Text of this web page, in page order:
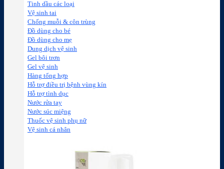
Tinh dầu các loại
Vệ sinh tai
Chống muỗi & côn trùng
Đồ dùng cho bé
Đồ dùng cho mẹ
Dung dịch vệ sinh
Gel bôi trơn
Gel vệ sinh
Hàng tổng hợp
Hỗ trợ điều trị bệnh vùng kín
Hỗ trợ tình dục
Nước rửa tay
Nước súc miệng
Thuốc vệ sinh phụ nữ
Vệ sinh cá nhân